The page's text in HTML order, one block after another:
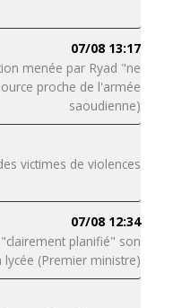
07/08 13:17
menée par Ryad "ne
proche de l'armée
saoudienne)
victimes de violences
07/08 12:34
planifié" son
lycée (Premier ministre)